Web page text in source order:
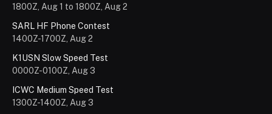
1800Z, Aug 1 to 1800Z, Aug 2
SARL HF Phone Contest
1400Z-1700Z, Aug 2
K1USN Slow Speed Test
0000Z-0100Z, Aug 3
ICWC Medium Speed Test
1300Z-1400Z, Aug 3